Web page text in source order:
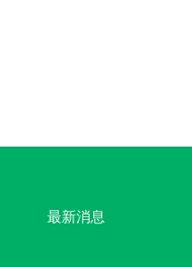
最新消息